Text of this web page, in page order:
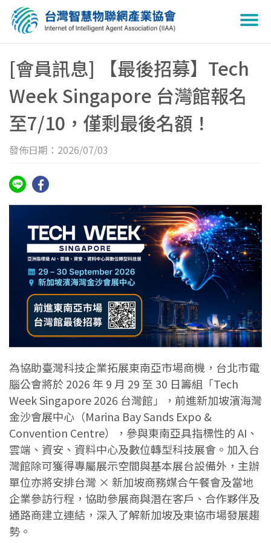
[會員訊息] 【最後招募】Tech
Week Singapore 台灣館報名
至7/10，僅剩最後名額！
發佈日期：2026/07/03
為協助臺灣科技企業拓展東南亞市場商機，台北市電
腦公會將於 2026 年 9 月 29 至 30 日籌組「Tech
Week Singapore 2026 台灣館」，前進新加坡濱海灣
金沙會展中心（Marina Bay Sands Expo &
Convention Centre），參與東南亞具指標性的 AI、
雲端、資安、資料中心及數位轉型科技展會。加入台
灣館除可獲得專屬展示空間與基本展台設備外，主辦
單位亦將安排台灣 × 新加坡商務媒合午餐會及當地
企業參訪行程，協助參展商與潛在客戶、合作夥伴及
通路商建立連結，深入了解新加坡及東協市場發展趨
勢。